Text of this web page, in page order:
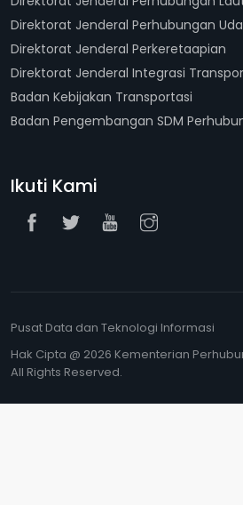
Direktorat Jenderal Perhubungan
Direktorat Jenderal Perkeretaapian
Direktorat Jenderal Integrasi
Badan Kebijakan Transportasi
Badan Pengembangan SDM
Ikuti Kami
Pusat Data dan Teknologi Informasi
Hak Cipta @ 2026 Kementerian
All Rights Reserved.